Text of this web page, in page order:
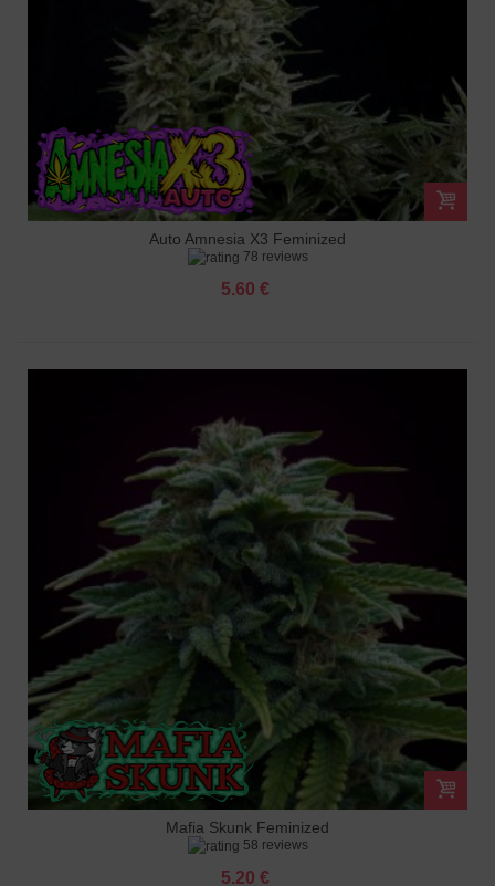
Auto Amnesia X3 Feminized
78 reviews
5.60 €
Mafia Skunk Feminized
58 reviews
5.20 €